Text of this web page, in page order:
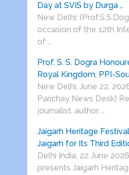
Day at SVIS by Durga …
New Delhi:
occasion of the 12th
of …
Prof. S. S. Dogra
Royal Kingdom, PPI-
New Delhi, June 22,
Parichay News Desk)
journalist, author, …
Jaigarh Heritage
Jaigarh for Its Third
Delhi India, 22 June
presents Jaigarh